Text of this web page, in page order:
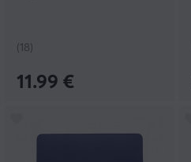
(18)
11.99 €